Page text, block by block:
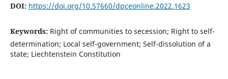
DOI: https://doi.org/10.57660/dpceonline.2022.1623
Keywords: Right of communities to secession; Right to self-
determination; Local self-government; Self-dissolution of a
state; Liechtenstein Constitution